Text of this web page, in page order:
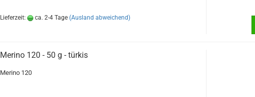
Lieferzeit: ca. 2-4 Tage (Ausland abweichend)
Merino 120 - 50 g - türkis
Merino 120